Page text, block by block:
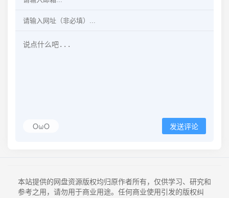
OωO 发送评论
本站提供的网盘资源版权均归原作者所有，仅供学习、研究和
参考之用，请勿用于商业用途。任何商业使用引发的版权纠